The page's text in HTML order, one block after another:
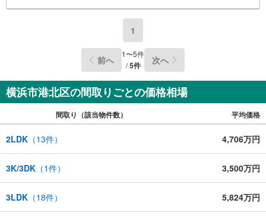
います。◎個別FP相談会 無料物件のご紹介だけでなく住
宅ローン・資金のご相談、まずは家探しについて話を聞き
たいという方も大歓迎です！年間8000棟以上の限定物件を
発表しているオープンハウスだから出会える物件が多数ご
ざいます。ぜひお気軽にご連絡・ご相談ください！※限定物
なオープンハウス・ディベロップメントの物件
1
前へ 1〜5件
/5件 次へ
横浜市港北区の間取りごとの価格相場
間取り（該当物件数） 平均価格
2LDK （13件） 4,706万円
3K/3DK （1件） 3,500万円
3LDK （18件） 5,824万円